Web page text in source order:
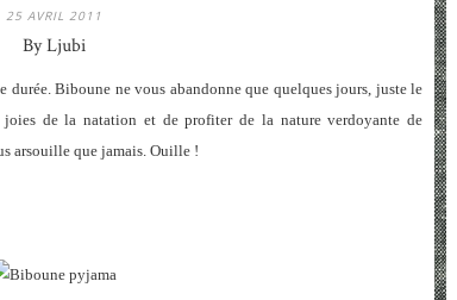
25 AVRIL 2011
By Ljubi
Biboune ne vous abandonne que quelques jours, juste le
de la natation et de profiter de la nature verdoyante de
arsouille que jamais. Ouille !